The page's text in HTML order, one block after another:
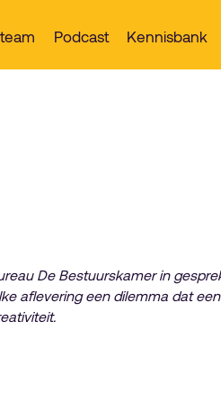
Podcast Kennisbank
De Bestuurskamer in
aflevering een dilemma dat